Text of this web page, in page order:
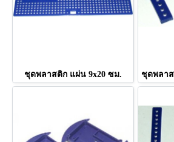
ชุดพลาสติก แผ่น 9x20 ซม.